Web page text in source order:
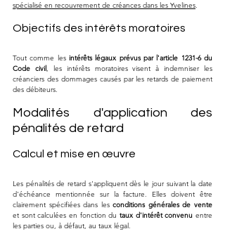
spécialisé en recouvrement de créances dans les Yvelines.
Objectifs des intérêts moratoires
Tout comme les intérêts légaux prévus par l'article 1231-6 du
Code civil, les intérêts moratoires visent à indemniser les
créanciers des dommages causés par les retards de paiement
des débiteurs.
Modalités d'application des
pénalités de retard
Calcul et mise en œuvre
Les pénalités de retard s'appliquent dès le jour suivant la date
d'échéance mentionnée sur la facture. Elles doivent être
clairement spécifiées dans les conditions générales de vente
et sont calculées en fonction du taux d'intérêt convenu entre
les parties ou, à défaut, au taux légal.